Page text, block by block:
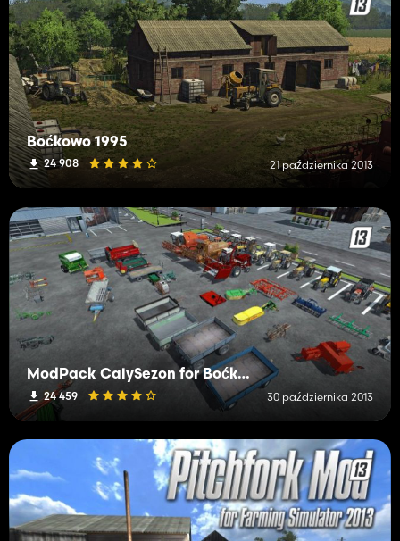
Boćkowo 1995
24 908 21 października 2013
ModPack CalySezon for Boćkowo 1995
24 459 30 października 2013